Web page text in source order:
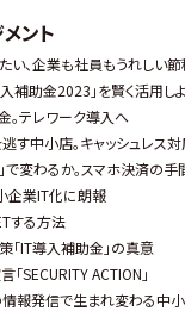
ント
い、企業も社員もうれしい節
補助金2023」を賢く活用し
。テレワーク導入へ
す中小店。キャッシュレス
で変わるか。スマホ決済の手
企業IT化に朗報
する方法
「IT導入補助金」の真意
SECURITY ACTION」
情報発信で生まれ変わる中